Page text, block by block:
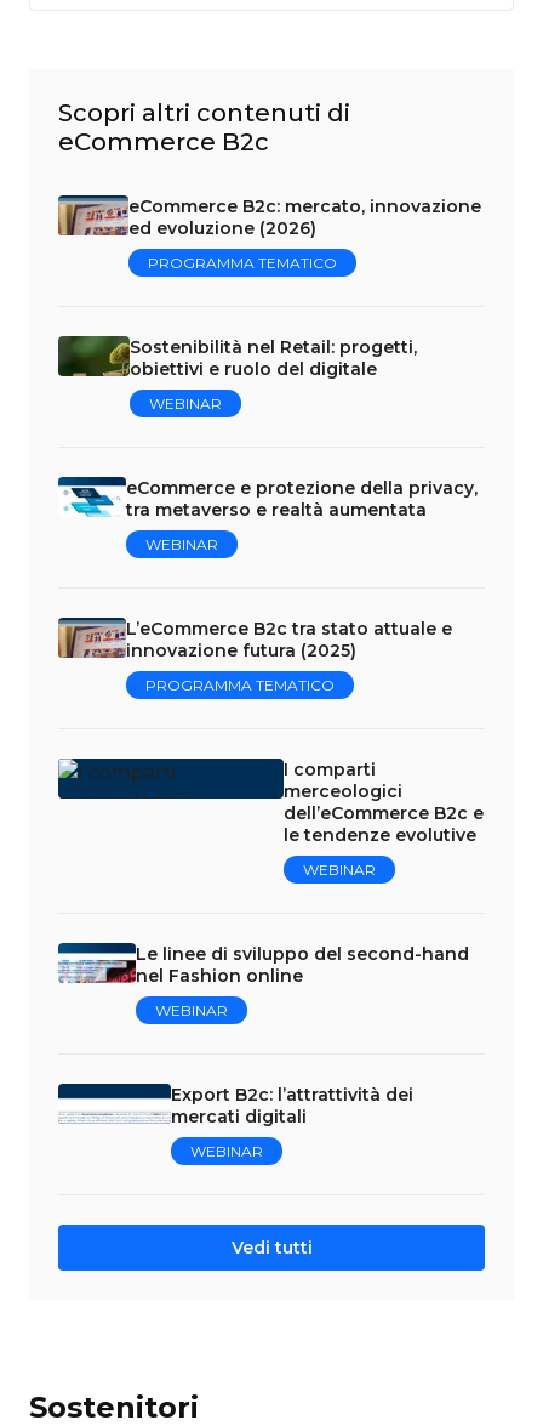
Scopri altri contenuti di
eCommerce B2c
eCommerce B2c: mercato, innovazione
ed evoluzione (2026)
PROGRAMMA TEMATICO
Sostenibilità nel Retail: progetti,
obiettivi e ruolo del digitale
WEBINAR
eCommerce e protezione della privacy,
tra metaverso e realtà aumentata
WEBINAR
L’eCommerce B2c tra stato attuale e
innovazione futura (2025)
PROGRAMMA TEMATICO
I comparti
merceologici
dell’eCommerce B2c e
le tendenze evolutive
WEBINAR
Le linee di sviluppo del second-hand
nel Fashion online
WEBINAR
Export B2c: l’attrattività dei
mercati digitali
WEBINAR
Vedi tutti
Sostenitori